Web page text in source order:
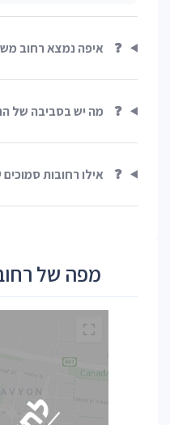
❓ איפה נמצא רחוב
❓ מה יש בסביבה של
❓ אילו רחובות סמוכים
מפה של